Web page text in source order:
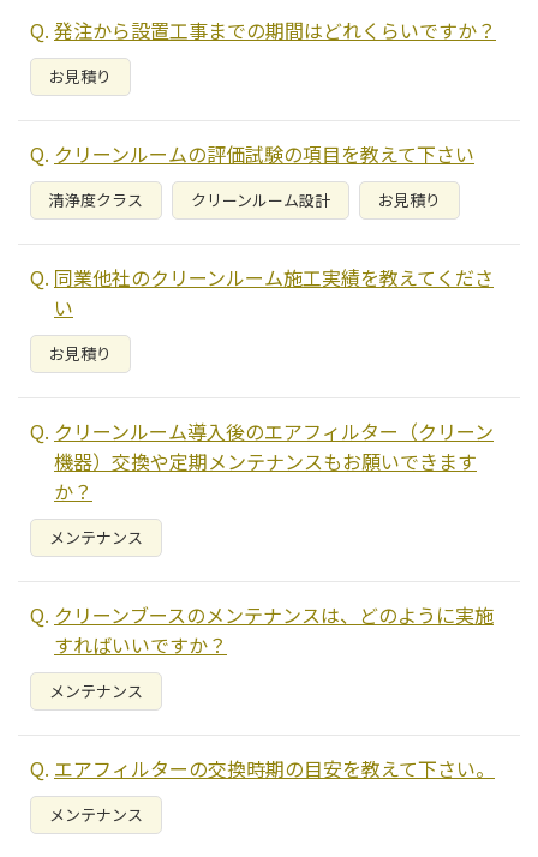
発注から設置工事までの期間はどれくらいですか？
お見積り
クリーンルームの評価試験の項目を教えて下さい
清浄度クラス クリーンルーム設計 お見積り
同業他社のクリーンルーム施工実績を教えてくださ
い
お見積り
クリーンルーム導入後のエアフィルター（クリーン
機器）交換や定期メンテナンスもお願いできます
か？
メンテナンス
クリーンブースのメンテナンスは、どのように実施
すればいいですか？
メンテナンス
エアフィルターの交換時期の目安を教えて下さい。
メンテナンス